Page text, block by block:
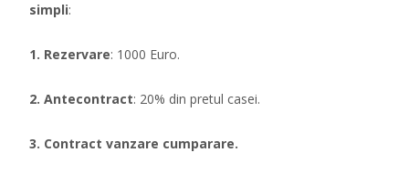
simpli:
1. Rezervare: 1000 Euro.
2. Antecontract: 20% din pretul casei.
3. Contract vanzare cumparare.